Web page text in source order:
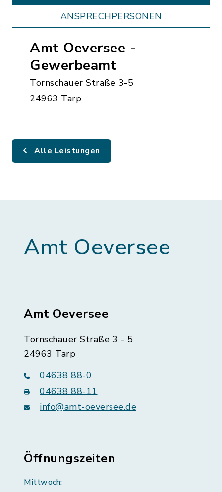
ANSPRECHPERSONEN
Amt Oeversee -
Gewerbeamt
Tornschauer Straße 3-5
24963 Tarp
Alle Leistungen
Amt Oeversee
Amt Oeversee
Tornschauer Straße 3 - 5
24963 Tarp
04638 88-0
04638 88-11
info@amt-oeversee.de
Öffnungszeiten
Mittwoch: